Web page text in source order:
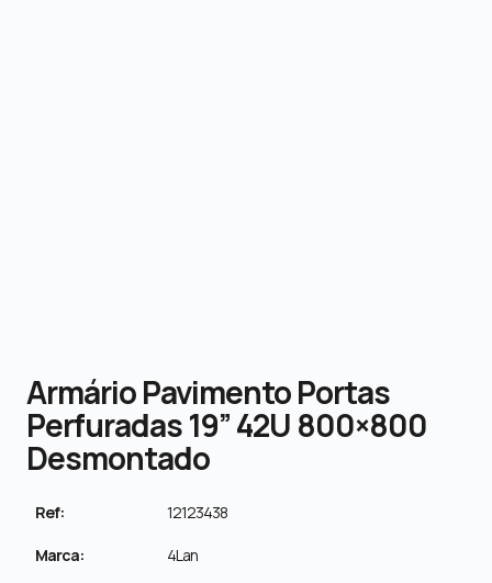
Armário Pavimento Portas
Perfuradas 19” 42U 800×800
Desmontado
Ref: 12123438
Marca: 4Lan